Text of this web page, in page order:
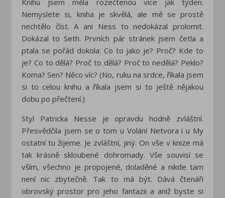
Nemyslete si, kniha je skvělá, ale mě se prostě
nechtělo číst. A ani Ness to nedokázal prolomit.
Dokázal to Seth. Prvních pár stránek jsem četla a
ptala se pořád dokola: Co to jako je? Proč? Kde to
je? Co to dělá? Proč to dělá? Proč to nedělá? Peklo?
Koma? Sen? Něco víc? (No, ruku na srdce, říkala jsem
si to celou knihu a říkala jsem si to ještě nějakou
dobu po přečtení.)
Styl Patricka Nesse je opravdu hodně zvláštní.
Přesvědčila jsem se o tom u Volání Netvora i u My
ostatní tu žijeme. Je zvláštní, jiný. On vše v knize má
tak krásně skloubené dohromady. Vše souvisí se
vším, všechno je propojené, doladěné a nikde tam
není nic zbytečně. Tak to má být. Dává čtenáři
obrovský prostor pro jeho fantazii a aniž byste si